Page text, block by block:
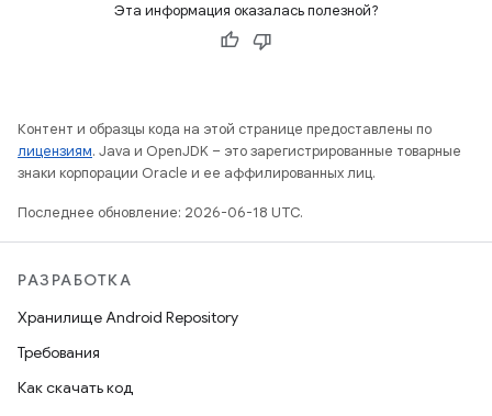
Эта информация оказалась полезной?
Контент и образцы кода на этой странице предоставлены по
лицензиям. Java и OpenJDK – это зарегистрированные товарные
знаки корпорации Oracle и ее аффилированных лиц.
Последнее обновление: 2026-06-18 UTC.
РАЗРАБОТКА
Хранилище Android Repository
Требования
Как скачать код